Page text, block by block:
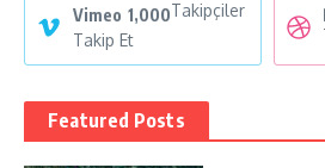
Vimeo 1,000Takipçiler
Takip Et
Featured Posts